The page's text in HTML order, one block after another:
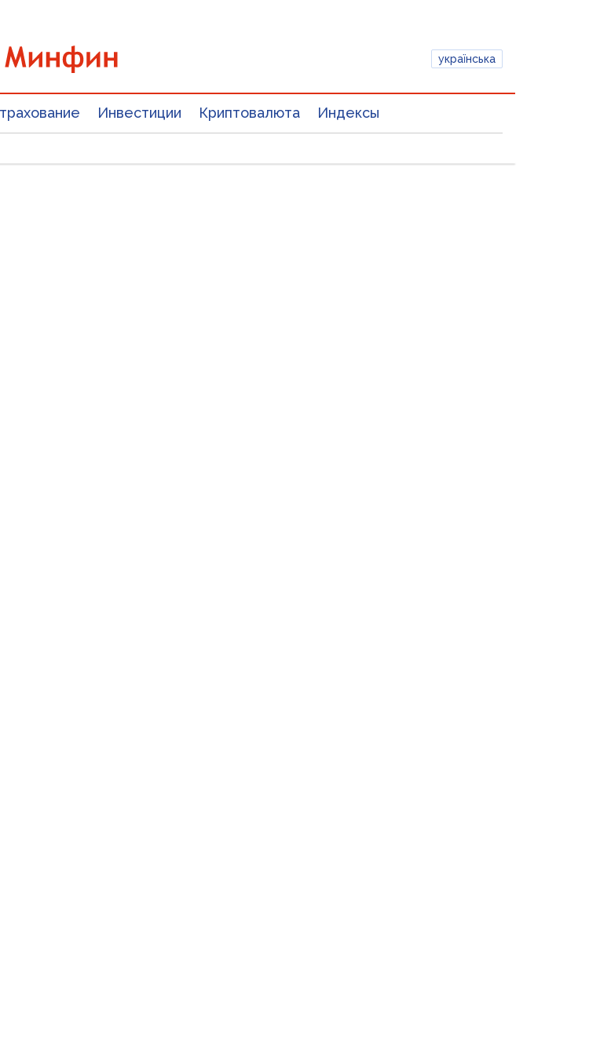
українська
Инвестиции Криптовалюта Индексы